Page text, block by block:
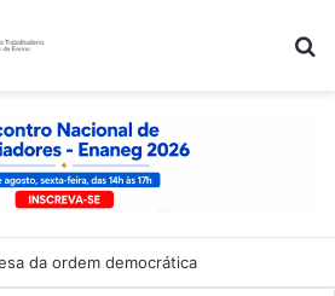
da ordem democrática